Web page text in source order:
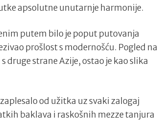
apsolutne unutarnje harmonije.
putem bilo je poput putovanja
prošlost s modernošću. Pogled na
druge strane Azije, ostao je kao slika
zaplesalo od užitka uz svaki zalogaj
baklava i raskošnih mezze tanjura